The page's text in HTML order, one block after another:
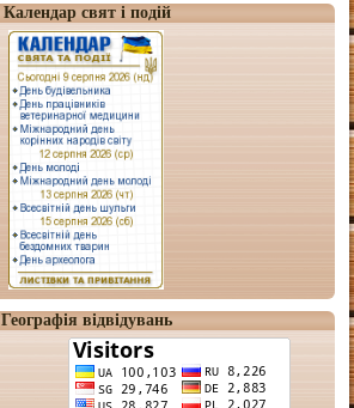
Календар свят і подій
Географія відвідувань